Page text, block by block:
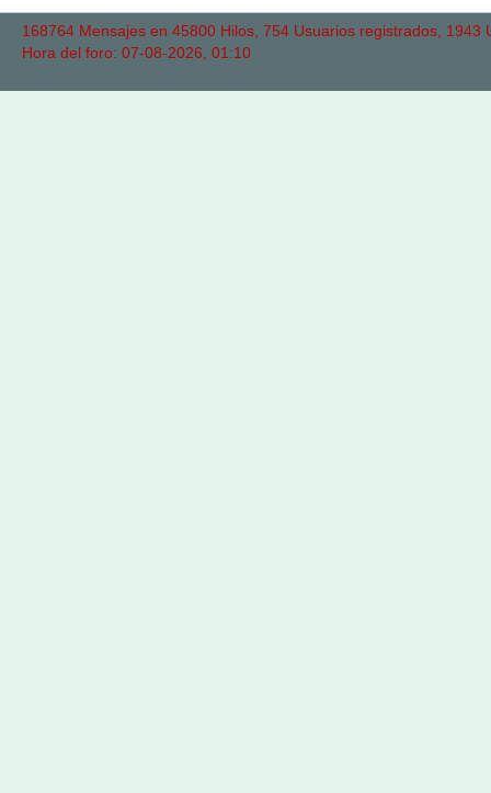
168764 Mensajes en 45800 Hilos, 754 Usuarios registrados,
Hora del foro: 07-08-2026, 01:10